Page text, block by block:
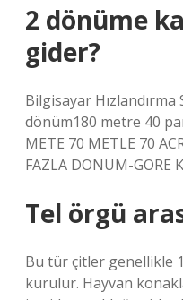
2 dönüme
gider?
Bilgisayar
dönüm180 metre 40
METE 70 METLE 70
FAZLA DONUM-GORE
Tel örgü
Bu tür çitler genellikle
kurulur. Hayvan